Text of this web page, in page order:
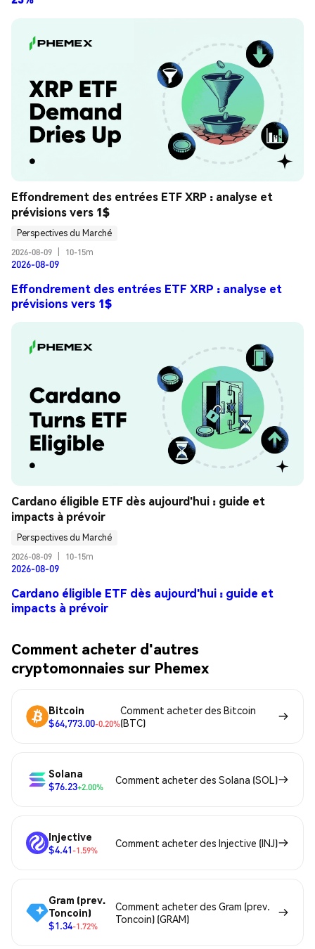
Effondrement des entrées ETF XRP : analyse et
prévisions vers 1$
Perspectives du Marché
2026-08-09
10-15m
2026-08-09
Effondrement des entrées ETF XRP : analyse et
prévisions vers 1$
Cardano éligible ETF dès aujourd'hui : guide et
impacts à prévoir
Perspectives du Marché
2026-08-09
10-15m
2026-08-09
Cardano éligible ETF dès aujourd'hui : guide et
impacts à prévoir
Comment acheter d'autres
cryptomonnaies sur Phemex
Bitcoin
$64,773.00-0.20%
Comment acheter des Bitcoin
(BTC)
Solana
$76.23+2.00%
Comment acheter des Solana (SOL)
Injective
$4.41-1.59%
Comment acheter des Injective (INJ)
Gram (prev.
Toncoin)
$1.34-1.72%
Comment acheter des Gram (prev.
Toncoin) (GRAM)